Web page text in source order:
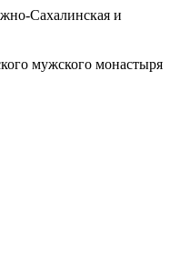
Сахалинская и
мужского монастыря